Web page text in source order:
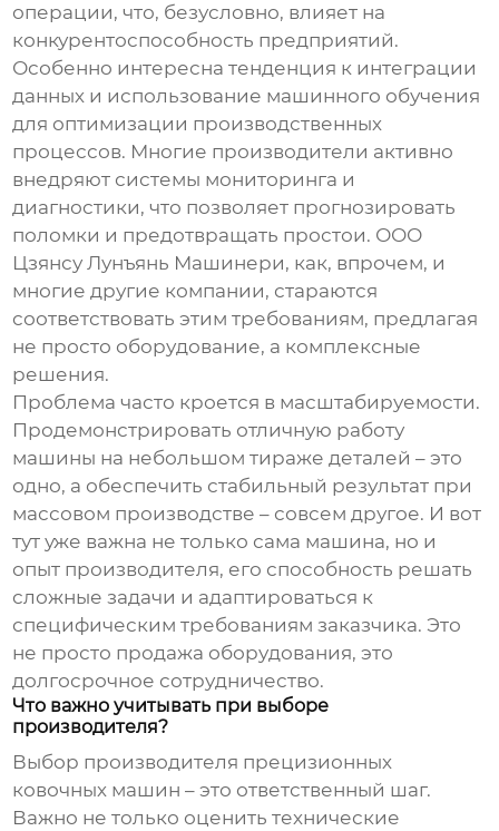
операции, что, безусловно, влияет на
конкурентоспособность предприятий.
Особенно интересна тенденция к интеграции
данных и использование машинного обучения
для оптимизации производственных
процессов. Многие производители активно
внедряют системы мониторинга и
диагностики, что позволяет прогнозировать
поломки и предотвращать простои. ООО
Цзянсу Лунъянь Машинери, как, впрочем, и
многие другие компании, стараются
соответствовать этим требованиям, предлагая
не просто оборудование, а комплексные
решения.
Проблема часто кроется в масштабируемости.
Продемонстрировать отличную работу
машины на небольшом тираже деталей – это
одно, а обеспечить стабильный результат при
массовом производстве – совсем другое. И вот
тут уже важна не только сама машина, но и
опыт производителя, его способность решать
сложные задачи и адаптироваться к
специфическим требованиям заказчика. Это
не просто продажа оборудования, это
долгосрочное сотрудничество.
Что важно учитывать при выборе
производителя?
Выбор производителя прецизионных
ковочных машин – это ответственный шаг.
Важно не только оценить технические